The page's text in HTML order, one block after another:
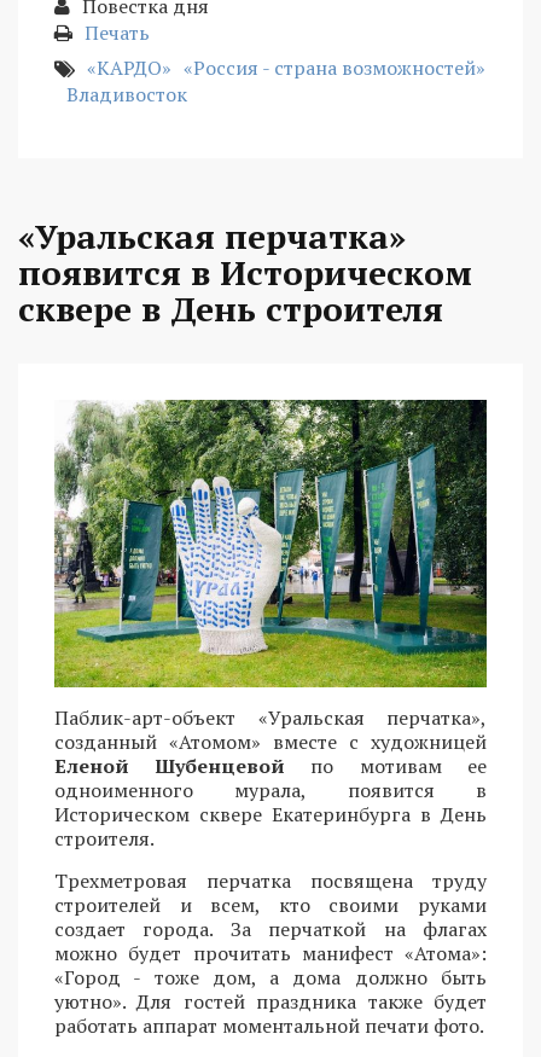
Повестка дня
Печать
«КАРДО» «Россия - страна возможностей»
Владивосток
«Уральская перчатка»
появится в Историческом
сквере в День строителя
Паблик-арт-объект «Уральская перчатка»,
созданный «Атомом» вместе с художницей
Еленой Шубенцевой по мотивам ее
одноименного мурала, появится в
Историческом сквере Екатеринбурга в День
строителя.
Трехметровая перчатка посвящена труду
строителей и всем, кто своими руками
создает города. За перчаткой на флагах
можно будет прочитать манифест «Атома»:
«Город - тоже дом, а дома должно быть
уютно». Для гостей праздника также будет
работать аппарат моментальной печати фото.